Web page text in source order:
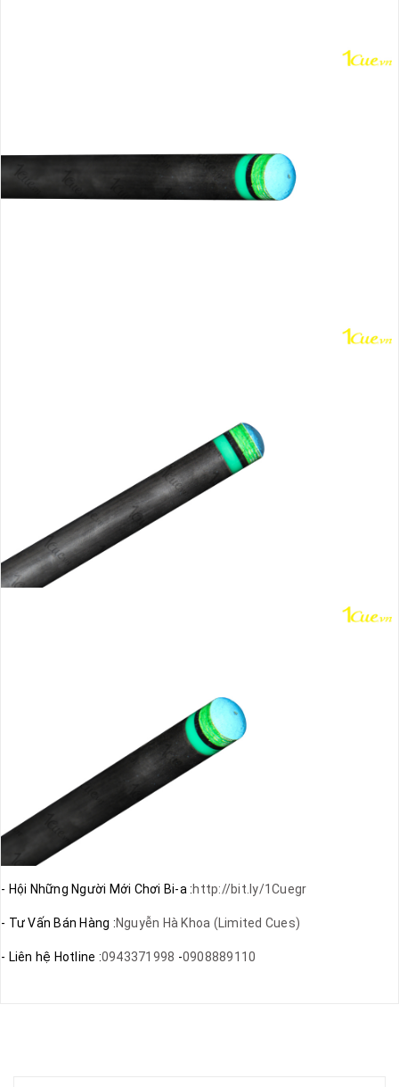
- Hội Những Người Mới Chơi Bi-a :http://bit.ly/1Cuegr
- Tư Vấn Bán Hàng :Nguyễn Hà Khoa (Limited Cues)
- Liên hệ Hotline :0943371998 -0908889110